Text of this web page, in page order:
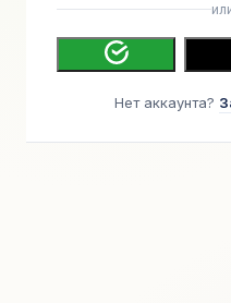
Нет аккаунта?